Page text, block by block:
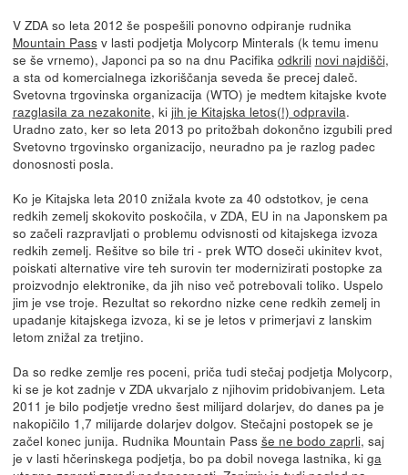
V ZDA so leta 2012 še pospešili ponovno odpiranje rudnika
Mountain Passv lasti podjetja Molycorp Minterals (k temu imenu
se še vrnemo), Japonci pa so na dnu Pacifika odkrili novi najdišči,
a sta od komercialnega izkoriščanja seveda še precej daleč.
Svetovna trgovinska organizacija (WTO) je medtem kitajske kvote
razglasila za nezakonite, ki jih je Kitajska letos(!) odpravila.
Uradno zato, ker so leta 2013 po pritožbah dokončno izgubili pred
Svetovno trgovinsko organizacijo, neuradno pa je razlog padec
donosnosti posla.
Ko je Kitajska leta 2010 znižala kvote za 40 odstotkov, je cena
redkih zemelj skokovito poskočila, v ZDA, EU in na Japonskem pa
so začeli razpravljati o problemu odvisnosti od kitajskega izvoza
redkih zemelj. Rešitve so bile tri - prek WTO doseči ukinitev kvot,
poiskati alternative vire teh surovin ter modernizirati postopke za
proizvodnjo elektronike, da jih niso več potrebovali toliko. Uspelo
jim je vse troje. Rezultat so rekordno nizke cene redkih zemelj in
upadanje kitajskega izvoza, ki se je letos v primerjavi z lanskim
letom znižal za tretjino.
Da so redke zemlje res poceni, priča tudi stečaj podjetja Molycorp,
ki se je kot zadnje v ZDA ukvarjalo z njihovim pridobivanjem. Leta
2011 je bilo podjetje vredno šest milijard dolarjev, do danes pa je
nakopičilo 1,7 milijarde dolarjev dolgov. Stečajni postopek se je
začel konec junija. Rudnika Mountain Pass še ne bodo zaprli, saj
je v lasti hčerinskega podjetja, bo pa dobil novega lastnika, ki ga